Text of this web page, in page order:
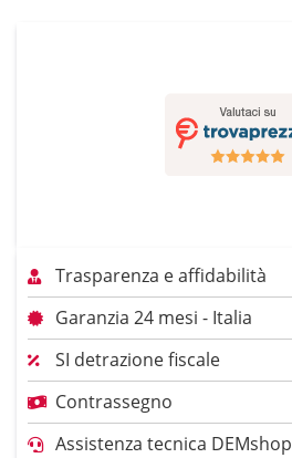
Trasparenza e affidabilità
Garanzia 24 mesi - Italia
SI detrazione fiscale
Contrassegno
Assistenza tecnica DEMshop